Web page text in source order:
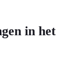
in het